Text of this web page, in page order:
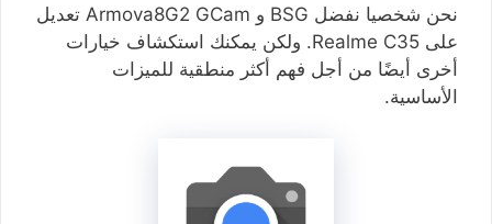
نحن شخصيا نفضل BSG و Armova8G2 GCam تعديل
على Realme C35. ولكن يمكنك استكشاف خيارات
أخرى أيضًا من أجل فهم أكثر منطقية للميزات
الأساسية.